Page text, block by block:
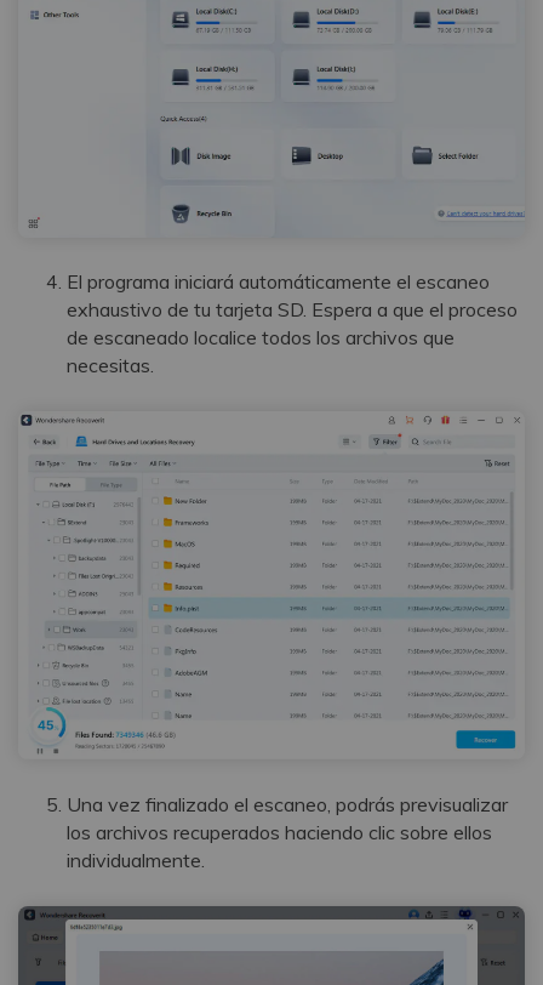
Reparador de Fotos con IA
Arregla fotos dañadas, mejora su nitidez y revive tus
recuerdos más valiosos con el poder de la IA.
Continuar
El programa iniciará automáticamente el escaneo
exhaustivo de tu tarjeta SD. Espera a que el proceso
de escaneado localice todos los archivos que
necesitas.
Una vez finalizado el escaneo, podrás previsualizar
los archivos recuperados haciendo clic sobre ellos
individualmente.